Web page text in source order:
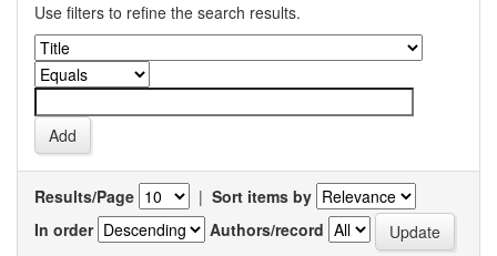
Use filters to refine the search results.
Results/Page | Sort items by
In order
Authors/record